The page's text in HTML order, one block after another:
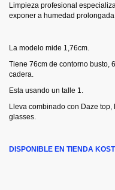
Limpieza profesional
exponer a humedad prolongada.
La modelo mide 1,76cm.
Tiene 76cm de contorno busto,
cadera.
Esta usando un talle 1.
Lleva combinado con Daze
glasses.
DISPONIBLE EN TIENDA